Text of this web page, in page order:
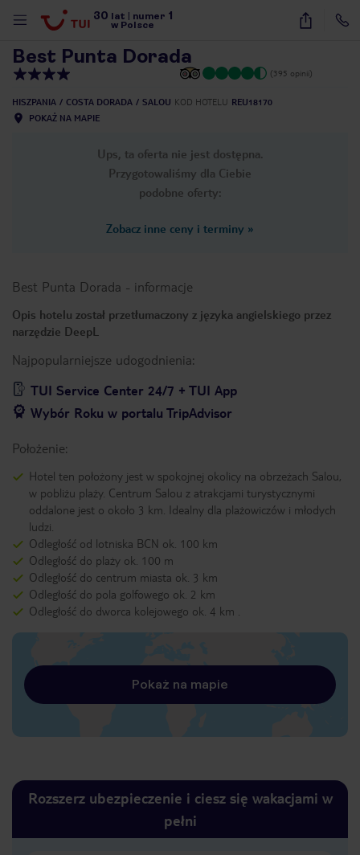
30 lat numer 1
w Polsce
36
Best Punta Dorada
(395 opinii)
HISZPANIA COSTA DORADA SALOU KOD HOTELU REU18170
POKAŻ NA MAPIE
Ups, ta oferta nie jest dostępna.
Przygotowaliśmy dla Ciebie
podobne oferty:
Zobacz inne ceny i terminy »
Best Punta Dorada - informacje
Opis hotelu został przetłumaczony z języka angielskiego przez
narzędzie DeepL
Najpopularniejsze udogodnienia:
TUI Service Center 24/7 + TUI App
Wybór Roku w portalu TripAdvisor
Położenie:
Hotel ten położony jest w spokojnej okolicy na obrzeżach Salou,
w pobliżu plaży. Centrum Salou z atrakcjami turystycznymi
oddalone jest o około 3 km. Idealny dla plażowiczów i młodych
ludzi.
Odległość od lotniska BCN ok. 100 km
Odległość do plaży ok. 100 m
Odległość do centrum miasta ok. 3 km
Odległość do pola golfowego ok. 2 km
Odległość do dworca kolejowego ok. 4 km .
Pokaż na mapie
Rozszerz ubezpieczenie i ciesz się wakacjami w
pełni